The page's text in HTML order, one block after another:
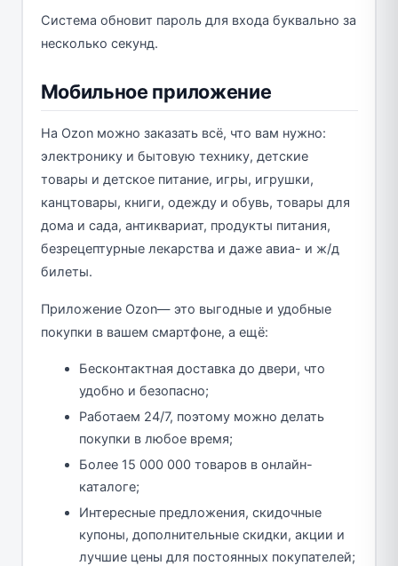
Система обновит пароль для входа буквально за
несколько секунд.
Мобильное приложение
На Ozon можно заказать всё, что вам нужно:
электронику и бытовую технику, детские
товары и детское питание, игры, игрушки,
канцтовары, книги, одежду и обувь, товары для
дома и сада, антиквариат, продукты питания,
безрецептурные лекарства и даже авиа- и ж/д
билеты.
Приложение Ozon— это выгодные и удобные
покупки в вашем смартфоне, а ещё:
Бесконтактная доставка до двери, что
удобно и безопасно;
Работаем 24/7, поэтому можно делать
покупки в любое время;
Более 15 000 000 товаров в онлайн-
каталоге;
Интересные предложения, скидочные
купоны, дополнительные скидки, акции и
лучшие цены для постоянных покупателей;